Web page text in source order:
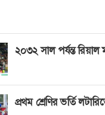
২০৩২ সাল পর্যন্ত রিয়াল
প্রথম শ্রেণির ভর্তি